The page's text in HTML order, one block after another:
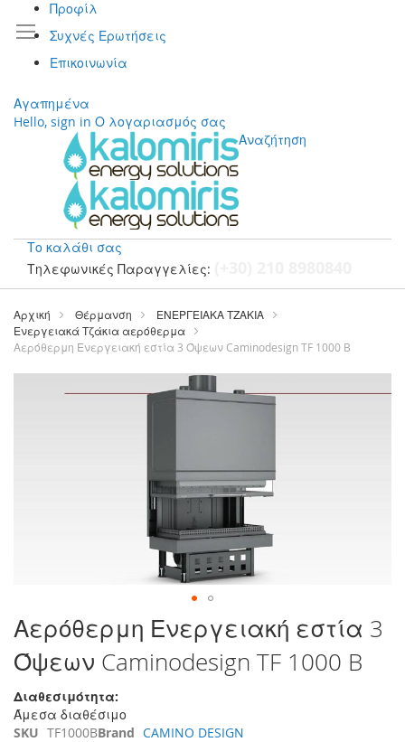
Προφίλ
Συχνές Ερωτήσεις
Επικοινωνία
Αγαπημένα
Hello, sign in Ο λογαριασμός σας
Αναζήτηση
Το καλάθι σας
Τηλεφωνικές Παραγγελίες:
Μετάβαση
περιεχόμενο
Αρχική Θέρμανση
ΕΝΕΡΓΕΙΑΚΑ ΤΖΑΚΙΑ
Ενεργειακά Τζάκια αερόθερμα
Αερόθερμη Ενεργειακή εστία 3 Όψεων Caminodesign TF 1000 B
Μετάβαση
στην
αρχή
της
συλλογής
εικόνων
Αερόθερμη Ενεργειακή εστία 3
Όψεων Caminodesign TF 1000 B
Διαθεσιμότητα:
Άμεσα διαθέσιμο
SKU TF1000BBrand CAMINO DESIGN